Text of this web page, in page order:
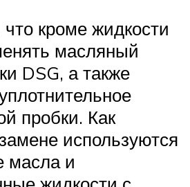
кроме жидкости
масляный
DSG, а также
пробки. Как
используются
масла и